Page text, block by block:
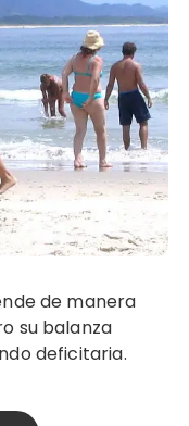
su balanza
deficitaria.